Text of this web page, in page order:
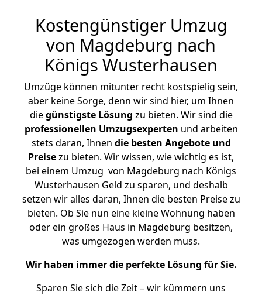
Kostengünstiger Umzug
von Magdeburg nach
Königs Wusterhausen
Umzüge können mitunter recht kostspielig sein,
aber keine Sorge, denn wir sind hier, um Ihnen
diegünstigste Lösung zu bieten. Wir sind die
professionellen Umzugsexperten und arbeiten
stets daran, Ihnen die besten Angebote und
Preisezu bieten. Wir wissen, wie wichtig es ist,
bei einem Umzug von Magdeburg nach Königs
Wusterhausen Geld zu sparen, und deshalb
setzen wir alles daran, Ihnen die besten Preise zu
bieten. Ob Sie nun eine kleine Wohnung haben
oder ein großes Haus in Magdeburg besitzen,
was umgezogen werden muss.
Wir haben immer die perfekte Lösung für Sie.
Sparen Sie sich die Zeit – wir kümmern uns